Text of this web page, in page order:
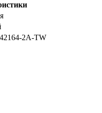
2A-TW